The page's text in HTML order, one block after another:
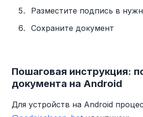
Разместите подпись в
Сохраните документ
Пошаговая инструкция:
документа на Android
Для устройств на Android